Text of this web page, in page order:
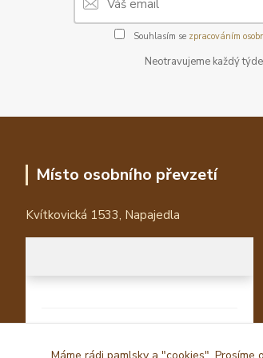
Souhlasím se zpracováním
Neotravujeme každý
Místo osobního převzetí
Kvítkovická 1533, Napajedla